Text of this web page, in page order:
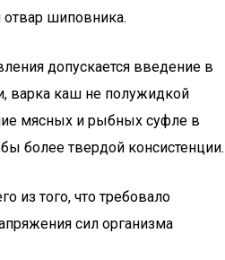
шиповника.
допускается введение в
варка каш не полужидкой
мясных и рыбных суфле в
более твердой консистенции.
из того, что требовало
сил организма